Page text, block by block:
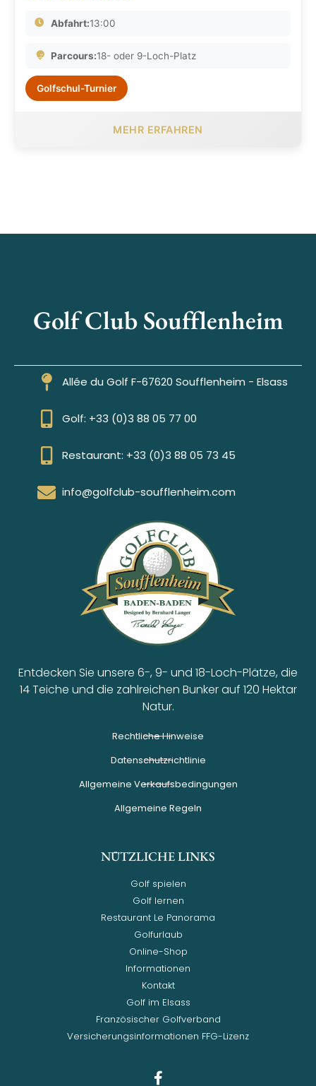
Abfahrt:13:00
Parcours:18- oder 9-Loch-Platz
Golfschul-Turnier
MEHR ERFAHREN
Golf Club Soufflenheim
Allée du Golf F-67620 Soufflenheim - Elsass
Golf: +33 (0)3 88 05 77 00
Restaurant: +33 (0)3 88 05 73 45
info@golfclub-soufflenheim.com
Entdecken Sie unsere 6-, 9- und 18-Loch-Plätze, die
14 Teiche und die zahlreichen Bunker auf 120 Hektar
Natur.
Rechtliche Hinweise
Datenschutzrichtlinie
Allgemeine Verkaufsbedingungen
Allgemeine Regeln
NÜTZLICHE LINKS
Golf spielen
Golf lernen
Restaurant Le Panorama
Golfurlaub
Online-Shop
Informationen
Kontakt
Golf im Elsass
Französischer Golfverband
Versicherungsinformationen FFG-Lizenz